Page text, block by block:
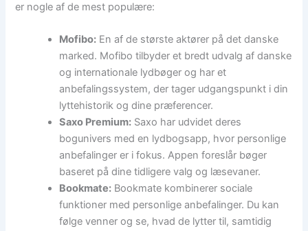
er nogle af de mest populære:
Mofibo: En af de største aktører på det danske
marked. Mofibo tilbyder et bredt udvalg af danske
og internationale lydbøger og har et
anbefalingssystem, der tager udgangspunkt i din
lyttehistorik og dine præferencer.
Saxo Premium: Saxo har udvidet deres
bogunivers med en lydbogsapp, hvor personlige
anbefalinger er i fokus. Appen foreslår bøger
baseret på dine tidligere valg og læsevaner.
Bookmate: Bookmate kombinerer sociale
funktioner med personlige anbefalinger. Du kan
følge venner og se, hvad de lytter til, samtidig